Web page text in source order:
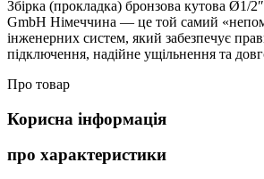
Збірка (прокладка) бронзова кутова Ø1/
GmbH Німеччина — це той самий
інженерних систем, який забезпечує
підключення, надійне ущільнення та
Про товар
Корисна інформація
про характеристики